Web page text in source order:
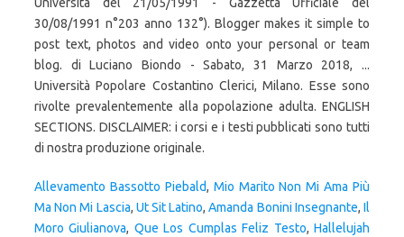
Allevamento Bassotto Piebald, Mio Marito Non Mi Ama Più
Ma Non Mi Lascia, Ut Sit Latino,Amanda Bonini Insegnante,Il
Moro Giulianova, Que Los Cumplas Feliz Testo,Hallelujah